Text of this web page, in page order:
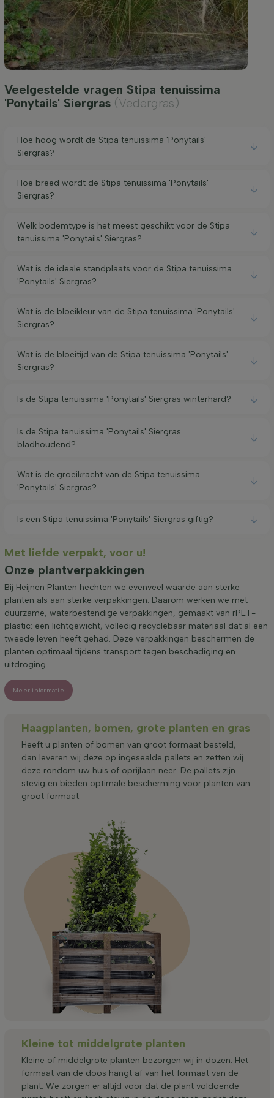
Veelgestelde vragen Stipa tenuissima
'Ponytails' Siergras (Vedergras)
Hoe hoog wordt de Stipa tenuissima 'Ponytails'
Siergras?
Hoe breed wordt de Stipa tenuissima 'Ponytails'
Siergras?
Welk bodemtype is het meest geschikt voor de Stipa
tenuissima 'Ponytails' Siergras?
Wat is de ideale standplaats voor de Stipa tenuissima
'Ponytails' Siergras?
Wat is de bloeikleur van de Stipa tenuissima 'Ponytails'
Siergras?
Wat is de bloeitijd van de Stipa tenuissima 'Ponytails'
Siergras?
Is de Stipa tenuissima 'Ponytails' Siergras winterhard?
Is de Stipa tenuissima 'Ponytails' Siergras
bladhoudend?
Wat is de groeikracht van de Stipa tenuissima
'Ponytails' Siergras?
Is een Stipa tenuissima 'Ponytails' Siergras giftig?
Met liefde verpakt, voor u!
Onze plantverpakkingen
Bij Heijnen Planten hechten we evenveel waarde aan sterke
planten als aan sterke verpakkingen. Daarom werken we met
duurzame, waterbestendige verpakkingen, gemaakt van rPET-
plastic: een lichtgewicht, volledig recyclebaar materiaal dat al een
tweede leven heeft gehad. Deze verpakkingen beschermen de
planten optimaal tijdens transport tegen beschadiging en
uitdroging.
Meer informatie
Haagplanten, bomen, grote planten en gras
Heeft u planten of bomen van groot formaat besteld,
dan leveren wij deze op ingesealde pallets en zetten wij
deze rondom uw huis of oprijlaan neer. De pallets zijn
stevig en bieden optimale bescherming voor planten van
groot formaat.
Kleine tot middelgrote planten
Kleine of middelgrote planten bezorgen wij in dozen. Het
formaat van de doos hangt af van het formaat van de
plant. We zorgen er altijd voor dat de plant voldoende